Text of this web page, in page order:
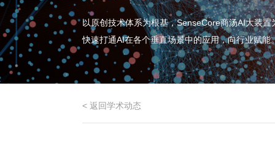
以原创技术体系为根基，SenseCore商汤AI大装
快速打通AI在各个垂直场景中的应用，向行业赋能
< 返回学术动态